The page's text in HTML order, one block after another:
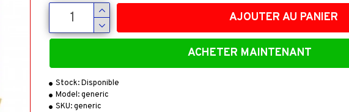
Stock: Disponible
Model: generic
SKU: generic
AJOUTER AU PANIER
ACHETER MAINTENANT
-18 %